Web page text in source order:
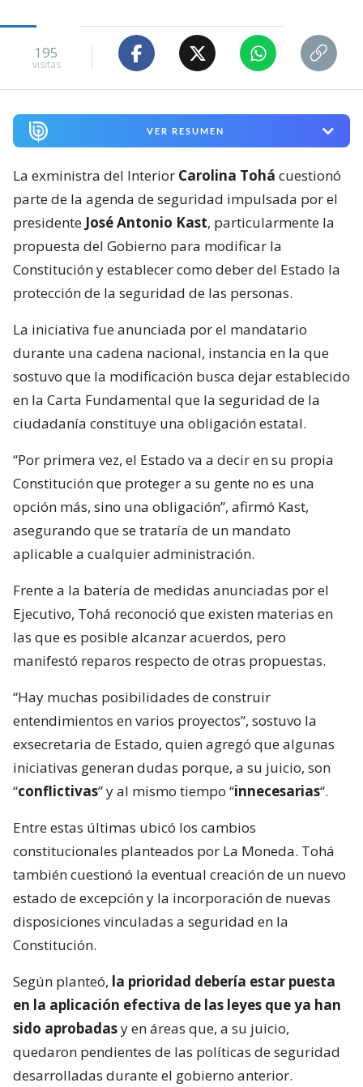
195
visitas
VER RESUMEN
La exministra del Interior Carolina Tohá cuestionó
parte de la agenda de seguridad impulsada por el
presidente José Antonio Kast, particularmente la
propuesta del Gobierno para modificar la
Constitución y establecer como deber del Estado la
protección de la seguridad de las personas.
La iniciativa fue anunciada por el mandatario
durante una cadena nacional, instancia en la que
sostuvo que la modificación busca dejar establecido
en la Carta Fundamental que la seguridad de la
ciudadanía constituye una obligación estatal.
“Por primera vez, el Estado va a decir en su propia
Constitución que proteger a su gente no es una
opción más, sino una obligación”, afirmó Kast,
asegurando que se trataría de un mandato
aplicable a cualquier administración.
Frente a la batería de medidas anunciadas por el
Ejecutivo, Tohá reconoció que existen materias en
las que es posible alcanzar acuerdos, pero
manifestó reparos respecto de otras propuestas.
“Hay muchas posibilidades de construir
entendimientos en varios proyectos”, sostuvo la
exsecretaria de Estado, quien agregó que algunas
iniciativas generan dudas porque, a su juicio, son
“conflictivas” y al mismo tiempo “innecesarias“.
Entre estas últimas ubicó los cambios
constitucionales planteados por La Moneda. Tohá
también cuestionó la eventual creación de un nuevo
estado de excepción y la incorporación de nuevas
disposiciones vinculadas a seguridad en la
Constitución.
Según planteó, la prioridad debería estar puesta
en la aplicación efectiva de las leyes que ya han
sido aprobadasy en áreas que, a su juicio,
quedaron pendientes de las políticas de seguridad
desarrolladas durante el gobierno anterior.